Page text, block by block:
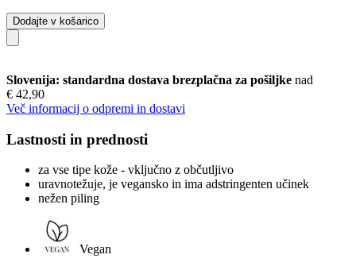
Dodajte v košarico
Slovenija: standardna dostava brezplačna za pošiljke nad
€ 42,90
Več informacij o odpremi in dostavi
Lastnosti in prednosti
za vse tipe kože - vključno z občutljivo
uravnotežuje, je vegansko in ima adstringenten učinek
nežen piling
Vegan